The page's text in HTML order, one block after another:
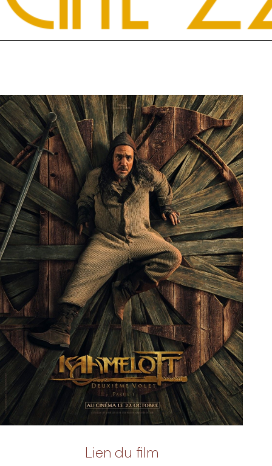
Lien du film